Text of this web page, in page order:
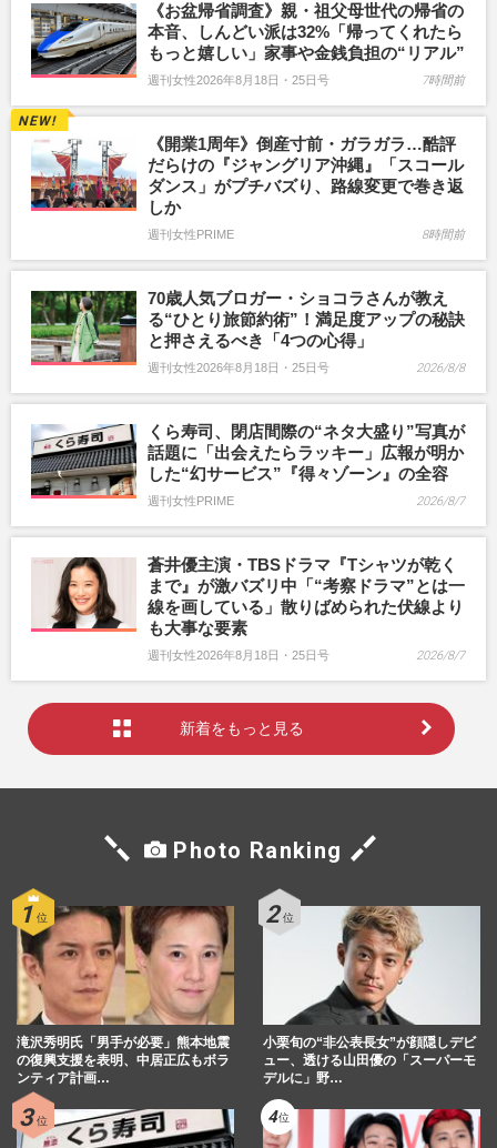
《お盆帰省調査》親・祖父母世代の帰省の
本音、しんどい派は32%「帰ってくれたら
もっと嬉しい」家事や金銭負担の“リアル”
週刊女性2026年8月18日・25日号 7時間前
《開業1周年》倒産寸前・ガラガラ…酷評
だらけの『ジャングリア沖縄』「スコール
ダンス」がプチバズり、路線変更で巻き返
しか
週刊女性PRIME 8時間前
70歳人気ブロガー・ショコラさんが教え
る“ひとり旅節約術”！満足度アップの秘訣
と押さえるべき「4つの心得」
週刊女性2026年8月18日・25日号 2026/8/8
くら寿司、閉店間際の“ネタ大盛り”写真が
話題に「出会えたらラッキー」広報が明か
した“幻サービス”『得々ゾーン』の全容
週刊女性PRIME 2026/8/7
蒼井優主演・TBSドラマ『Tシャツが乾く
まで』が激バズリ中「“考察ドラマ”とは一
線を画している」散りばめられた伏線より
も大事な要素
週刊女性2026年8月18日・25日号 2026/8/7
新着をもっと見る
Photo Ranking
滝沢秀明氏「男手が必要」熊本地震
の復興支援を表明、中居正広もボラ
ンティア計画…
小栗旬の“非公表長女”が顔隠しデビ
ュー、透ける山田優の「スーパーモ
デルに」野…